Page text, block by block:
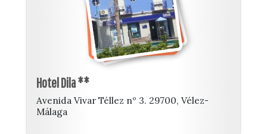
Hotel Dila **
Avenida Vivar Téllez nº 3. 29700, Vélez-
Málaga